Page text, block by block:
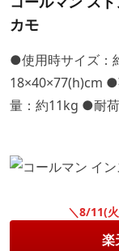
カモ
●使用時サイズ：
18×40×77(h)cm
量：約11kg ●耐
＼8/11(
楽